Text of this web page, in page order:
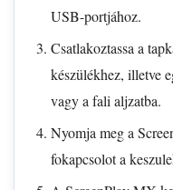
USB-portjához.
Csatlakoztassa a
készülékhez, illetve
vagy a fali aljzatba.
Nyomja meg a
fokapcsolot a